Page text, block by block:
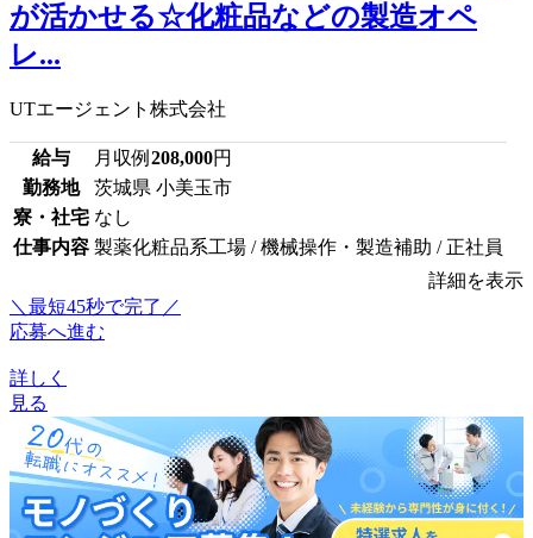
が活かせる☆化粧品などの製造オペ
レ...
UTエージェント株式会社
給与 月収例 208,000円
勤務地
茨城県 小美玉市
寮・社宅 なし
仕事内容 製薬化粧品系工場 / 機械操作・製造補助 / 正社員
詳細を表示
＼最短45秒で完了／
応募へ進む
詳しく
見る